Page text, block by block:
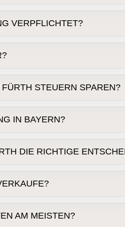
VERPFLICHTET?
(GEG)
vorgeschriebene
STEUERN SPAREN?
IN BAYERN?
Bundesprogrammen
DIE RICHTIGE
absehbare Zeit ausziehen
sind in Fürth gefragt.
AM MEISTEN?